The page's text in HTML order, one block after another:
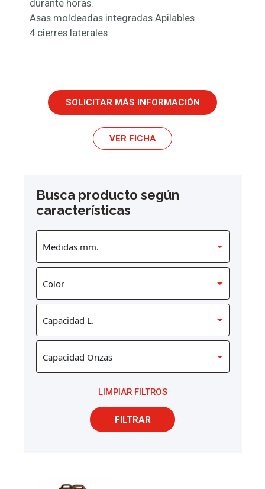
durante horas.
Asas moldeadas integradas.Apilables
4 cierres laterales
SOLICITAR MÁS INFORMACIÓN
VER FICHA
Busca producto según
características
LIMPIAR FILTROS
FILTRAR